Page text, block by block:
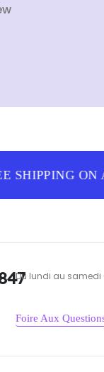
ON
Du lundi au samedi
Foire Aux